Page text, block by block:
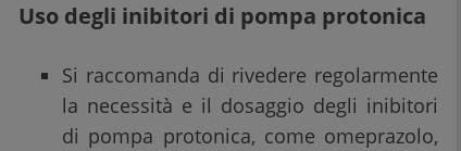
Uso degli inibitori di pompa protonica
Si raccomanda di rivedere regolarmente
la necessità e il dosaggio degli inibitori
di pompa protonica, come omeprazolo,